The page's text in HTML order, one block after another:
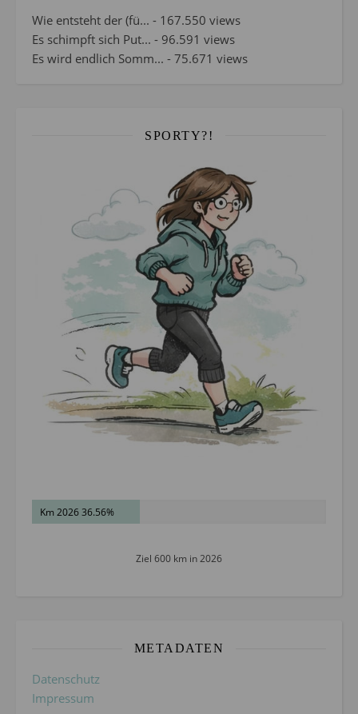
Wie entsteht der (fü... - 167.550 views
Es schimpft sich Put... - 96.591 views
Es wird endlich Somm... - 75.671 views
SPORTY?!
Km 2026 36.56%
Ziel 600 km in 2026
METADATEN
Datenschutz
Impressum